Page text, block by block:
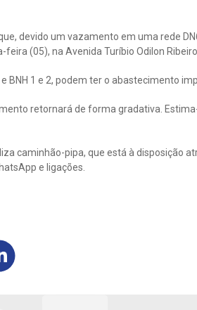
devido um vazamento em uma rede
(05), na Avenida Turíbio Odilon Ribeiro.
BNH 1 e 2, podem ter o abastecimento
retornará de forma gradativa.
caminhão-pipa, que está à disposição
e ligações.